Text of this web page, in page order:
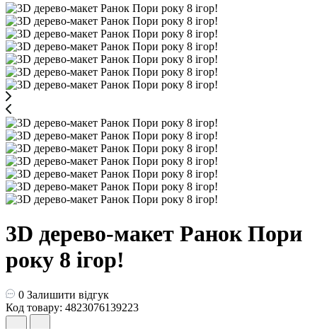
3D дерево-макет Ранок Пори
року 8 ігор!
0 Залишити відгук
Код товару: 4823076139223